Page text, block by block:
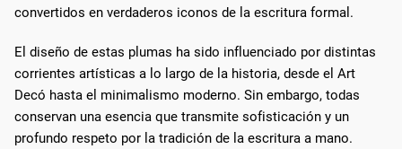
convertidos en verdaderos iconos de la escritura formal.
El diseño de estas plumas ha sido influenciado por distintas
corrientes artísticas a lo largo de la historia, desde el Art
Decó hasta el minimalismo moderno. Sin embargo, todas
conservan una esencia que transmite sofisticación y un
profundo respeto por la tradición de la escritura a mano.